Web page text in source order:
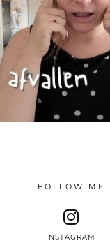
FOLLOW ME
INSTAGRAM